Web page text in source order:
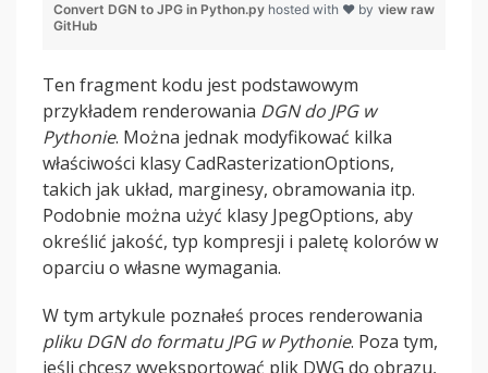
view raw
Convert DGN to JPG in Python.py hosted with ❤ by
GitHub
Ten fragment kodu jest podstawowym
przykładem renderowania DGN do JPG w
Pythonie. Można jednak modyfikować kilka
właściwości klasy CadRasterizationOptions,
takich jak układ, marginesy, obramowania itp.
Podobnie można użyć klasy JpegOptions, aby
określić jakość, typ kompresji i paletę kolorów w
oparciu o własne wymagania.
W tym artykule poznałeś proces renderowania
pliku DGN do formatu JPG w Pythonie. Poza tym,
jeśli chcesz wyeksportować plik DWG do obrazu,